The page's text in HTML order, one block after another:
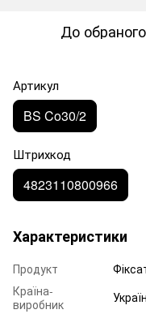
До обраного
Артикул
BS Co30/2
Штрихкод
4823110800966
Характеристики
Продукт
Країна-
виробник